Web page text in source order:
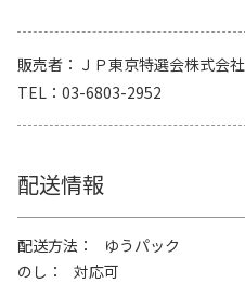
販売者
ＪＰ東京特選会株式会社
TEL
03-6803-2952
配送情報
配送方法
ゆうパック
のし
対応可